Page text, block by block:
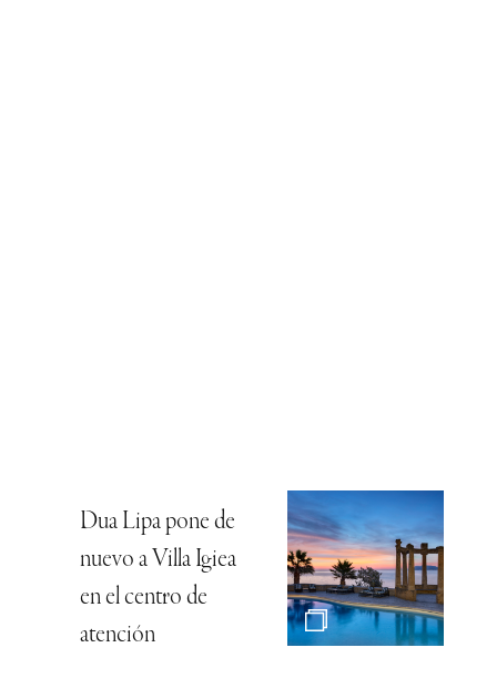
Dua Lipa pone de
nuevo a Villa Igiea
en el centro de
atención